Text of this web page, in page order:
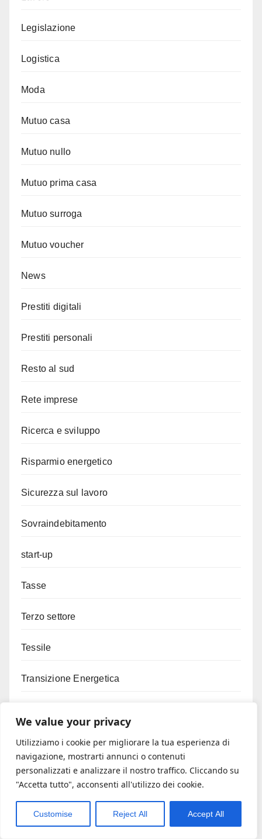
We value your privacy
Utilizziamo i cookie per migliorare la tua esperienza di
navigazione, mostrarti annunci o contenuti
personalizzati e analizzare il nostro traffico. Cliccando su
"Accetta tutto", acconsenti all'utilizzo dei cookie.
Customise Reject All Accept All
Legislazione
Logistica
Moda
Mutuo casa
Mutuo nullo
Mutuo prima casa
Mutuo surroga
Mutuo voucher
News
Prestiti digitali
Prestiti personali
Resto al sud
Rete imprese
Ricerca e sviluppo
Risparmio energetico
Sicurezza sul lavoro
Sovraindebitamento
start-up
Tasse
Terzo settore
Tessile
Transizione Energetica
Turismo
Tutela Patrimonio
Umbria agevolazioni